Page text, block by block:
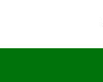
content